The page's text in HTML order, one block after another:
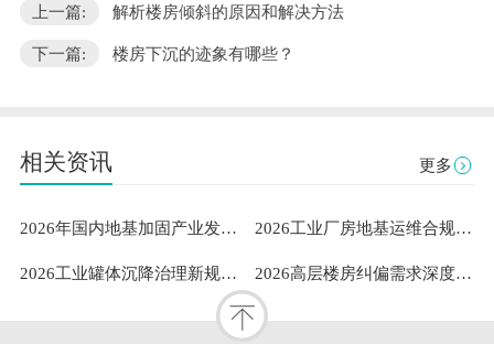
上一篇: 解析楼房倾斜的原因和解决方法
下一篇: 楼房下沉的迹象有哪些？
相关资讯 更多
2026年国内地基加固产业发展洞察：既有建筑安全与工业需求下山东隆达伟业地基加固技术有限公司成熟案例与服务能力解析 2026工业厂房地基运维合规指南：专业地坪修复服务商的稳定性测评与选型参考
2026工业罐体沉降治理新规范：标准化扶正流程与专业服务体系深度解析 2026高层楼房纠偏需求深度解析：聚焦山东隆达伟业地基加固技术有限公司专业服务能力解读